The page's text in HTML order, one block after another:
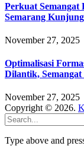
Perkuat Semangat
Semarang
November 27, 2025
Optimalisasi
Dilantik,
November 27, 2025
Copyright © 2026.
Type above and